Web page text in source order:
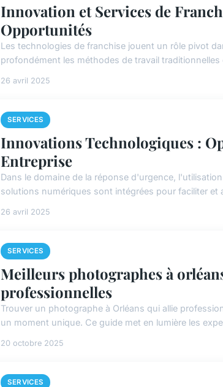
Innovation et Services de
Opportunités
Les technologies de franchise jouent un rôle pivot
profondément les méthodes de travail
26 avril 2025
SERVICES
Innovations Technologiques :
Entreprise
Dans le domaine de la réponse d'urgence,
solutions numériques sont intégrées pour faciliter et
26 avril 2025
SERVICES
Meilleurs photographes à
professionnelles
Trouver un photographe à Orléans qui allie
un moment unique. Ce guide met en lumière les
20 octobre 2025
SERVICES